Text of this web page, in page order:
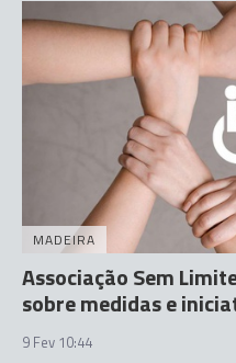
MADEIRA
Associação Sem
sobre medidas e
9 Fev 10:44